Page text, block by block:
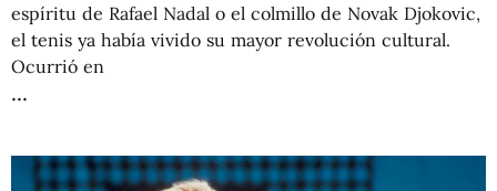
espíritu de Rafael Nadal o el colmillo de Novak Djokovic,
el tenis ya había vivido su mayor revolución cultural.
Ocurrió en